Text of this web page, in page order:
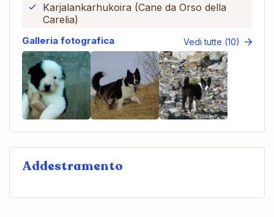
Karjalankarhukoira (Cane da Orso della
Carelia)
Galleria fotografica Vedi tutte (10)
Addestramento